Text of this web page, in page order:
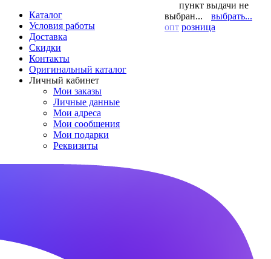
Каталог
Условия работы
Доставка
Скидки
Контакты
Оригинальный каталог
Личный кабинет
Мои заказы
Личные данные
Мои адреса
Мои сообщения
Мои подарки
Реквизиты
пункт выдачи не
выбран...
выбрать...
опт розница